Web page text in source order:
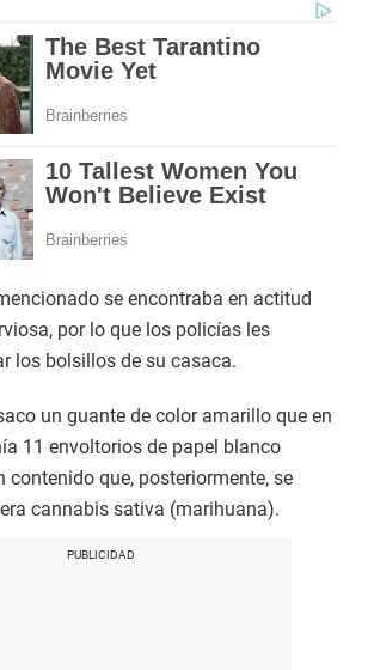
se encontraba en actitud
por lo que los policías les
los bolsillos de su casaca.
un guante de color amarillo que en
11 envoltorios de papel blanco
contenido que, posteriormente, se
cannabis sativa (marihuana).